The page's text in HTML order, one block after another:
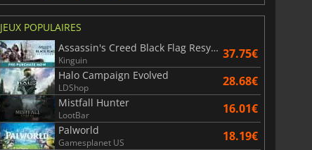
JEUX POPULAIRES
Assassin's Creed Black Flag Resynced
Kinguin 37.75€
Halo Campaign Evolved
LDShop 28.68€
Mistfall Hunter
LootBar 16.01€
Palworld
Gamesplanet US 18.19€